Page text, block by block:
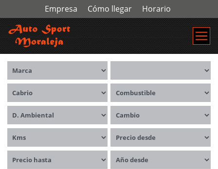
Empresa Cómo llegar Horario
Marca
Carrocerías Combustible
Distintivo ambiental Cambio
Kms Precio desde
Precio hasta Año desde